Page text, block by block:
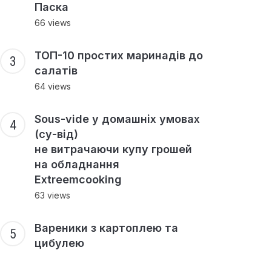
Паска
66 views
ТОП-10 простих маринадів до
салатів
64 views
Sous-vide у домашніх умовах
(су-від)
не витрачаючи купу грошей
на обладнання
Extreemcooking
63 views
Вареники з картоплею та
цибулею